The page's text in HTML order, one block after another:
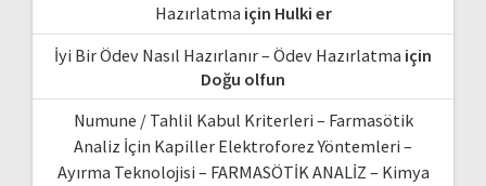
Hazırlatma için Hulki er
İyi Bir Ödev Nasıl Hazırlanır – Ödev Hazırlatma için
Doğu olfun
Numune / Tahlil Kabul Kriterleri – Farmasötik
Analiz İçin Kapiller Elektroforez Yöntemleri –
Ayırma Teknolojisi – FARMASÖTİK ANALİZ – Kimya